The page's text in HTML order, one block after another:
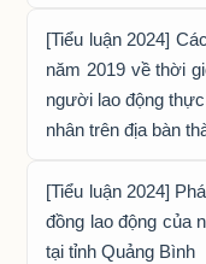
[Tiểu luận 2024]
năm 2019 về thời
người lao động
nhân trên địa bàn
[Tiểu luận 2024]
đồng lao động của
tại tỉnh Quảng Bình